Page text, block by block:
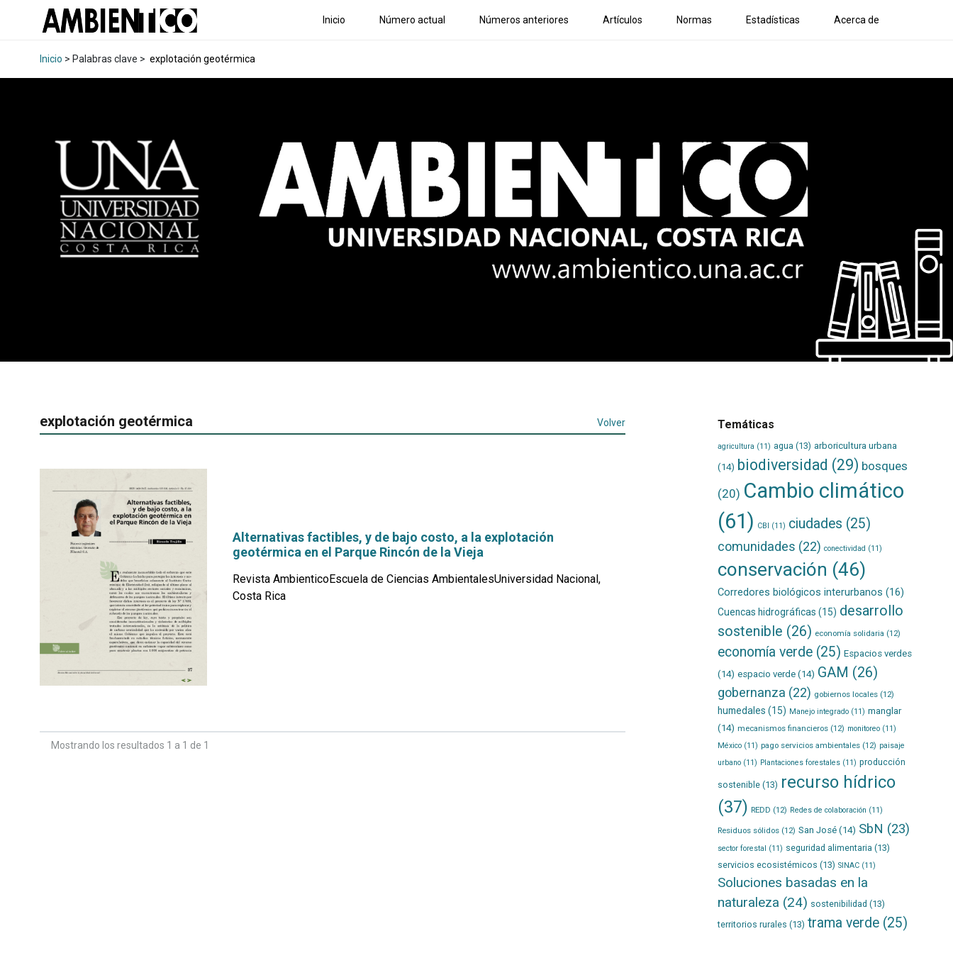
Inicio Número actual Números anteriores Artículos Normas Estadísticas Acerca de
Inicio > Palabras clave > explotación geotérmica
explotación geotérmica Volver
Alternativas factibles, y de bajo costo, a la explotación
geotérmica en el Parque Rincón de la Vieja
Revista AmbienticoEscuela de Ciencias AmbientalesUniversidad Nacional,
Costa Rica
Mostrando los resultados 1 a 1 de 1
Temáticas
agricultura (11) agua (13) arboricultura urbana
(14) biodiversidad (29) bosques
(20) Cambio climático
(61) CBI (11) ciudades (25)
comunidades (22) conectividad (11)
conservación (46)
Corredores biológicos interurbanos (16)
Cuencas hidrográficas (15) desarrollo
sostenible (26) economía solidaria (12)
economía verde(25) Espacios verdes
(14) espacio verde(14) GAM (26)
gobernanza (22) gobiernos locales(12)
humedales (15) Manejo integrado(11) manglar
(14) mecanismos financieros(12) monitoreo(11)
México(11) pago servicios ambientales(12) paisaje
urbano(11) Plantaciones forestales(11) producción
sostenible(13) recurso hídrico
(37) REDD (12) Redes de colaboración (11)
Residuos sólidos(12) San José(14) SbN (23)
sector forestal (11) seguridad alimentaria (13)
servicios ecosistémicos (13) SINAC(11)
Soluciones basadas en la
naturaleza (24) sostenibilidad (13)
territorios rurales (13) trama verde(25)